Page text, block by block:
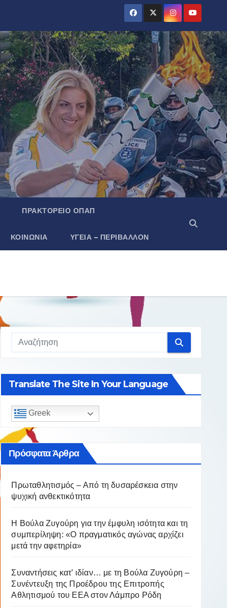
ΠΡΑΚΤΟΡΕΊΟ ΟΠΑΠ
ΚΟΙΝΩΝΊΑ ΥΓΕΊΑ – ΠΕΡΙΒΆΛΛΟΝ
Translate The Site In Your Language
Greek
Πρόσφατα Άρθρα
Πρωταθλητισμός – Από τη δυσαρέσκεια στην
ψυχική ανθεκτικότητα
Η Βούλα Ζυγούρη για την έμφυλη ισότητα και τη
συμπερίληψη: «Ο πραγματικός αγώνας αρχίζει
μετά την αφετηρία»
Συναντήσεις κατ’ ιδίαν… με τη Βούλα Ζυγούρη –
Συνέντευξη της Προέδρου της Επιτροπής
Αθλητισμού του ΕΕΑ στον Λάμπρο Ρόδη